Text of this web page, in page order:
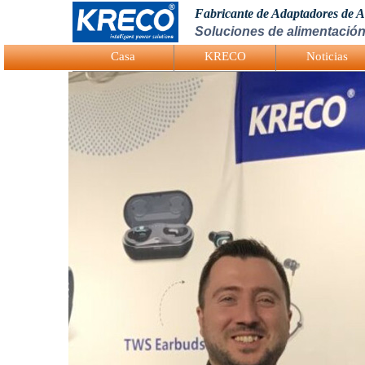
Logo Picture
Fabricante de Adaptadores de
Soluciones de
Casa KRECO Noticias